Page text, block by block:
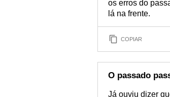
os erros do
lá na frente.
COPIAR
O passado
Já ouviu dizer